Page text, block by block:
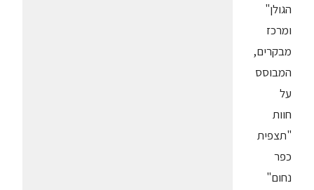
הגולן"
ומרכז
מבקרים,
המבוסס
על
חוות
"תצפית
כפר
נחום"